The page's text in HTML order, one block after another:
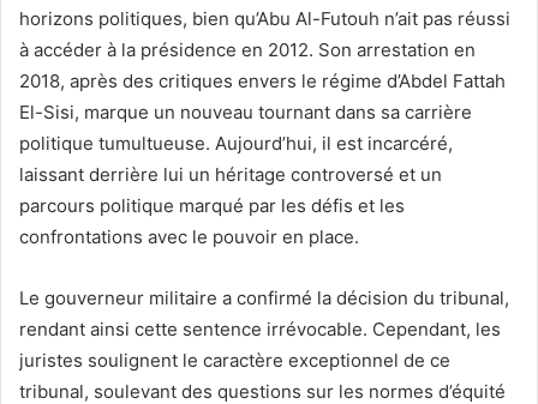
horizons politiques, bien qu’Abu Al-Futouh n’ait pas réussi
à accéder à la présidence en 2012. Son arrestation en
2018, après des critiques envers le régime d’Abdel Fattah
El-Sisi, marque un nouveau tournant dans sa carrière
politique tumultueuse. Aujourd’hui, il est incarcéré,
laissant derrière lui un héritage controversé et un
parcours politique marqué par les défis et les
confrontations avec le pouvoir en place.
Le gouverneur militaire a confirmé la décision du tribunal,
rendant ainsi cette sentence irrévocable. Cependant, les
juristes soulignent le caractère exceptionnel de ce
tribunal, soulevant des questions sur les normes d’équité